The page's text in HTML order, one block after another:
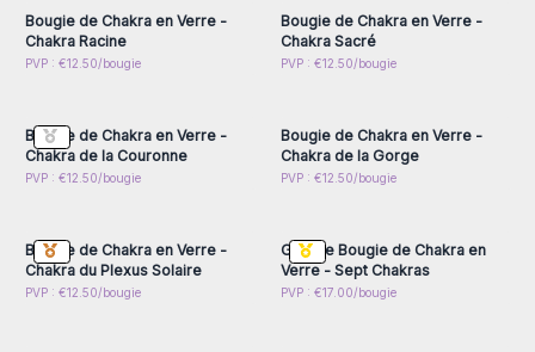
Bougie de Chakra en Verre -
Chakra Racine
PVP : €12.50/bougie
Bougie de Chakra en Verre -
Chakra Sacré
PVP : €12.50/bougie
Connectez-vous ou
Bougie de Chakra en Verre -
Chakra de la Couronne
PVP : €12.50/bougie
Connectez-vous ou
Bougie de Chakra en Verre -
Chakra de la Gorge
PVP : €12.50/bougie
Connectez-vous ou
Bougie de Chakra en Verre -
Chakra du Plexus Solaire
PVP : €12.50/bougie
Connectez-vous ou
Grande Bougie de Chakra en
Verre - Sept Chakras
PVP : €17.00/bougie
Connectez-vous ou
Connectez-vous ou